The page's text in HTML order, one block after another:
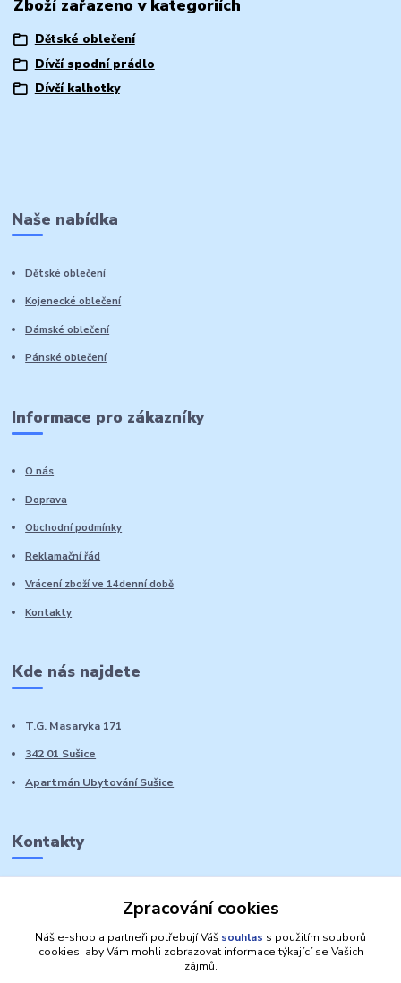
Zboží zařazeno v kategoriích
Dětské oblečení
Dívčí spodní prádlo
Dívčí kalhotky
Naše nabídka
Dětské oblečení
Kojenecké oblečení
Dámské oblečení
Pánské oblečení
Informace pro zákazníky
O nás
Doprava
Obchodní podmínky
Reklamační řád
Vrácení zboží ve 14denní době
Kontakty
Kde nás najdete
T.G. Masaryka 171
342 01 Sušice
Apartmán Ubytování Sušice
Kontakty
Zpracování cookies
Náš e-shop a partneři potřebují Váš souhlas s použitím souborů
cookies, aby Vám mohli zobrazovat informace týkající se Vašich
zájmů.